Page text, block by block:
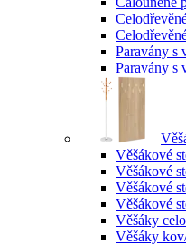
Paravány s
Paravány s
Věšákové
Věšákové
Věšákové
Věšákové
Věšáky
Věšáky